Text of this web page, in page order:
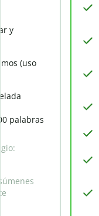
y
(uso
palabras